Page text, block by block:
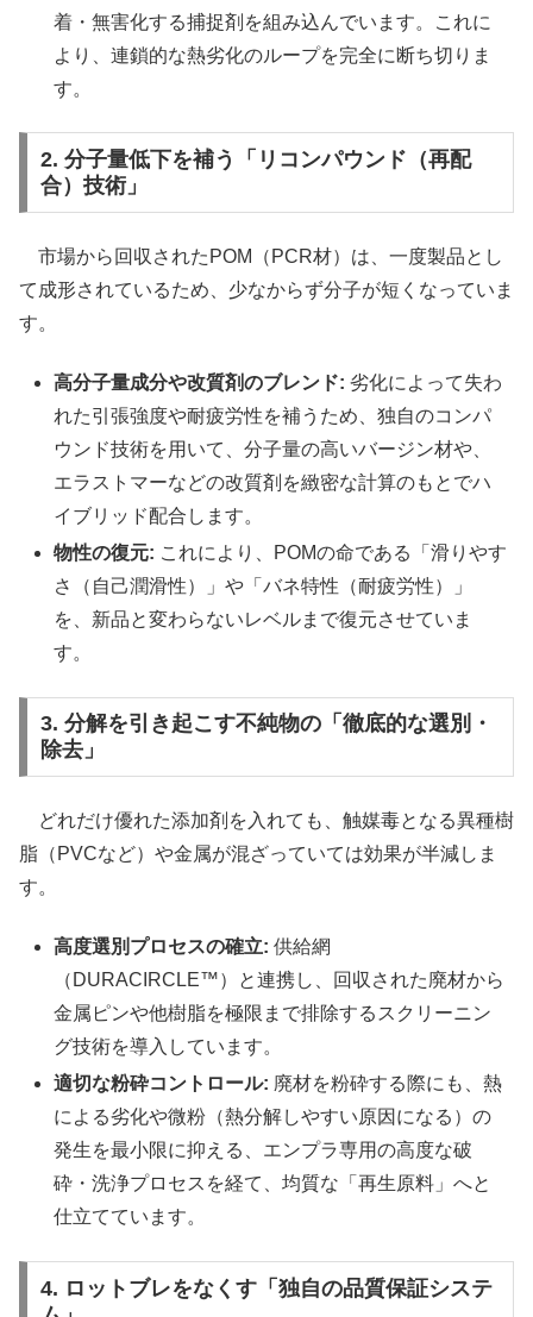
着・無害化する捕捉剤を組み込んでいます。これに
より、連鎖的な熱劣化のループを完全に断ち切りま
す。
2. 分子量低下を補う「リコンパウンド（再配
合）技術」
市場から回収されたPOM（PCR材）は、一度製品とし
て成形されているため、少なからず分子が短くなっていま
す。
高分子量成分や改質剤のブレンド: 劣化によって失わ
れた引張強度や耐疲労性を補うため、独自のコンパ
ウンド技術を用いて、分子量の高いバージン材や、
エラストマーなどの改質剤を緻密な計算のもとでハ
イブリッド配合します。
物性の復元: これにより、POMの命である「滑りやす
さ（自己潤滑性）」や「バネ特性（耐疲労性）」
を、新品と変わらないレベルまで復元させていま
す。
3. 分解を引き起こす不純物の「徹底的な選別・
除去」
どれだけ優れた添加剤を入れても、触媒毒となる異種樹
脂（PVCなど）や金属が混ざっていては効果が半減しま
す。
高度選別プロセスの確立: 供給網
（DURACIRCLE™）と連携し、回収された廃材から
金属ピンや他樹脂を極限まで排除するスクリーニン
グ技術を導入しています。
適切な粉砕コントロール: 廃材を粉砕する際にも、熱
による劣化や微粉（熱分解しやすい原因になる）の
発生を最小限に抑える、エンプラ専用の高度な破
砕・洗浄プロセスを経て、均質な「再生原料」へと
仕立てています。
4. ロットブレをなくす「独自の品質保証システ